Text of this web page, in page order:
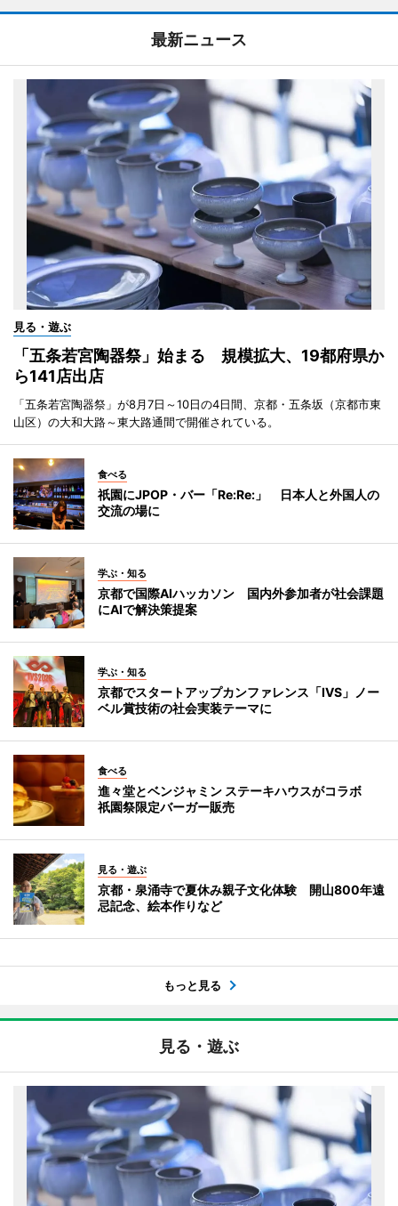
最新ニュース
見る・遊ぶ
「五条若宮陶器祭」始まる 規模拡大、19都府県か
ら141店出店
「五条若宮陶器祭」が8月7日～10日の4日間、京都・五条坂（京都市東
山区）の大和大路～東大路通間で開催されている。
食べる
祇園にJPOP・バー「Re:Re:」 日本人と外国人の
交流の場に
学ぶ・知る
京都で国際AIハッカソン 国内外参加者が社会課題
にAIで解決策提案
学ぶ・知る
京都でスタートアップカンファレンス「IVS」ノー
ベル賞技術の社会実装テーマに
食べる
進々堂とベンジャミン ステーキハウスがコラボ
祇園祭限定バーガー販売
見る・遊ぶ
京都・泉涌寺で夏休み親子文化体験 開山800年遠
忌記念、絵本作りなど
もっと見る
見る・遊ぶ